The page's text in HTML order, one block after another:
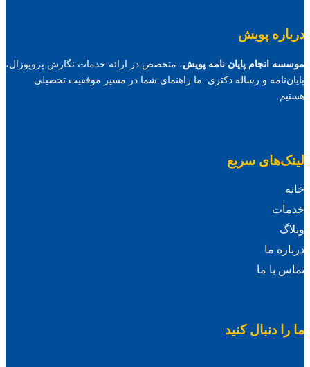
درباره پویش
موسسه انجام پایان نامه پویش، متخصص در ارائه خدمات نگارش پروپوزال،
پایان‌نامه و رساله دکتری. ما راهنمای شما در مسیر موفقیت تحصیلی
هستیم.
لینک‌های سریع
خانه
خدمات
وبلاگ
درباره ما
تماس با ما
ما را دنبال کنید